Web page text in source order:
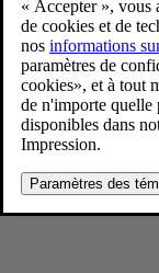
4/17/2025
Favoris
Partager
Télécharger
Refreshed Volvo S90
Pour consulter toute